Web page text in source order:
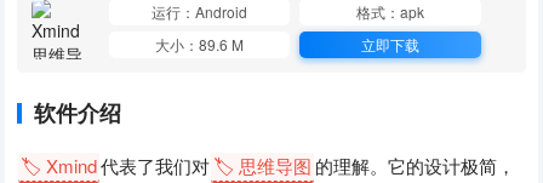
运行：Android
格式：apk
大小：89.6 M
立即下载
软件介绍
🏷️ Xmind代表了我们对🏷️ 思维导图 的理解。它的设计极简，